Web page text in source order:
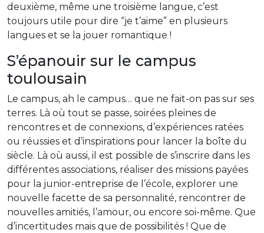
deuxième, même une troisième langue, c’est
toujours utile pour dire “je t’aime” en plusieurs
langues et se la jouer romantique !
S’épanouir sur le campus
toulousain
Le campus, ah le campus… que ne fait-on pas sur ses
terres. Là où tout se passe, soirées pleines de
rencontres et de connexions, d’expériences ratées
ou réussies et d’inspirations pour lancer la boîte du
siècle. Là où aussi, il est possible de s’inscrire dans les
différentes associations, réaliser des missions payées
pour la junior-entreprise de l’école, explorer une
nouvelle facette de sa personnalité, rencontrer de
nouvelles amitiés, l’amour, ou encore soi-même. Que
d’incertitudes mais que de possibilités ! Que de